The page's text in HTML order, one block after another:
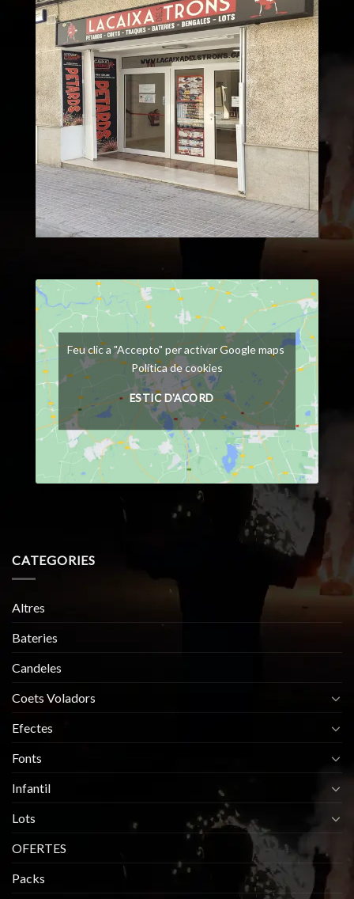
Feu clic a "Accepto" per activar Google maps
Política de cookies
ESTIC D'ACORD
CATEGORIES
Altres
Bateries
Candeles
Coets Voladors
Efectes
Fonts
Infantil
Lots
OFERTES
Packs